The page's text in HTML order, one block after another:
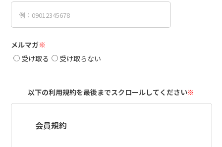
メルマガ※
受け取る
受け取らない
以下の利用規約を最後までスクロールしてください※
会員規約